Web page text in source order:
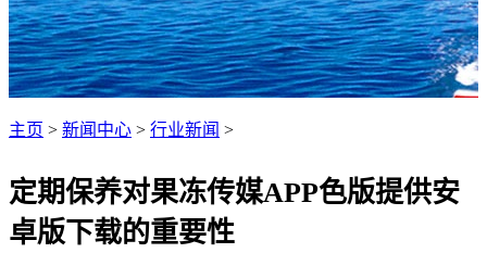
主页 > 新闻中心 > 行业新闻 >
定期保养对果冻传媒APP色版提供安
卓版下载的重要性